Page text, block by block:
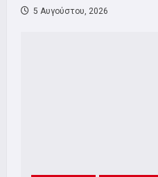
5 Αυγούστου, 2026